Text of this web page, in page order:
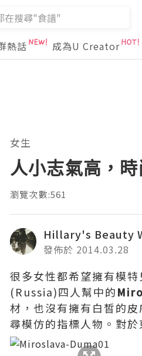
熱話 成為U Creator
女生
人小志氣高，
瀏覽次數:561
Hillary's Beauty
發佈於 2014.03.28
很多女性都希望擁有模
(Russia)四人幫中的
材，也沒有擁有白皙的
尋模仿的指標人物。對